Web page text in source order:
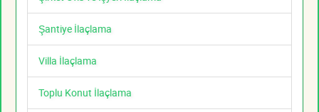
Şantiye İlaçlama
Villa İlaçlama
Toplu Konut İlaçlama